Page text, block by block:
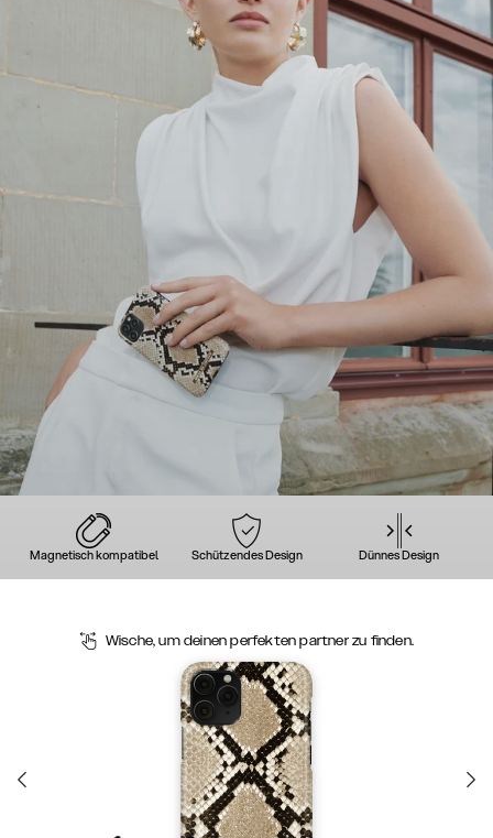
Magnetisch kompatibel Schützendes Design Dünnes Design
Wische, um deinen perfekten partner zu finden.